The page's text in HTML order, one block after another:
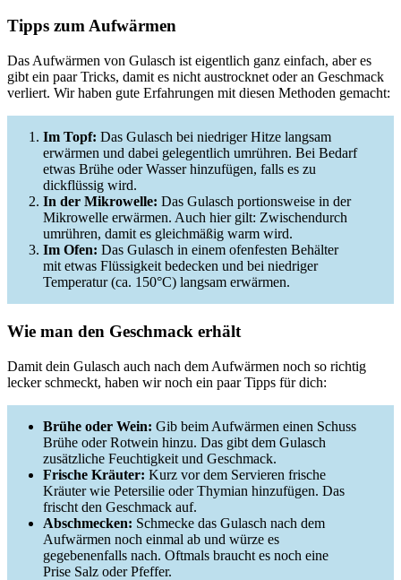
Tipps zum Aufwärmen
Das Aufwärmen von Gulasch ist eigentlich ganz einfach, aber es
gibt ein paar Tricks, damit es nicht austrocknet oder an Geschmack
verliert. Wir haben gute Erfahrungen mit diesen Methoden gemacht:
Im Topf: Das Gulasch bei niedriger Hitze langsam
erwärmen und dabei gelegentlich umrühren. Bei Bedarf
etwas Brühe oder Wasser hinzufügen, falls es zu
dickflüssig wird.
In der Mikrowelle: Das Gulasch portionsweise in der
Mikrowelle erwärmen. Auch hier gilt: Zwischendurch
umrühren, damit es gleichmäßig warm wird.
Im Ofen: Das Gulasch in einem ofenfesten Behälter
mit etwas Flüssigkeit bedecken und bei niedriger
Temperatur (ca. 150°C) langsam erwärmen.
Wie man den Geschmack erhält
Damit dein Gulasch auch nach dem Aufwärmen noch so richtig
lecker schmeckt, haben wir noch ein paar Tipps für dich:
Brühe oder Wein: Gib beim Aufwärmen einen Schuss
Brühe oder Rotwein hinzu. Das gibt dem Gulasch
zusätzliche Feuchtigkeit und Geschmack.
Frische Kräuter: Kurz vor dem Servieren frische
Kräuter wie Petersilie oder Thymian hinzufügen. Das
frischt den Geschmack auf.
Abschmecken: Schmecke das Gulasch nach dem
Aufwärmen noch einmal ab und würze es
gegebenenfalls nach. Oftmals braucht es noch eine
Prise Salz oder Pfeffer.